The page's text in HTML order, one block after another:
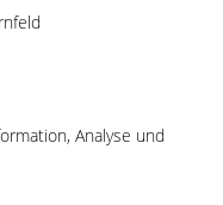
Analyse und